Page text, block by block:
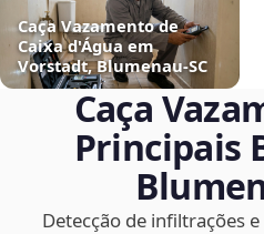
Caça Vazamento de
Caixa d'Água em
Vorstadt, Blumenau‑SC
Caça
Principais
Detecção de infiltrações